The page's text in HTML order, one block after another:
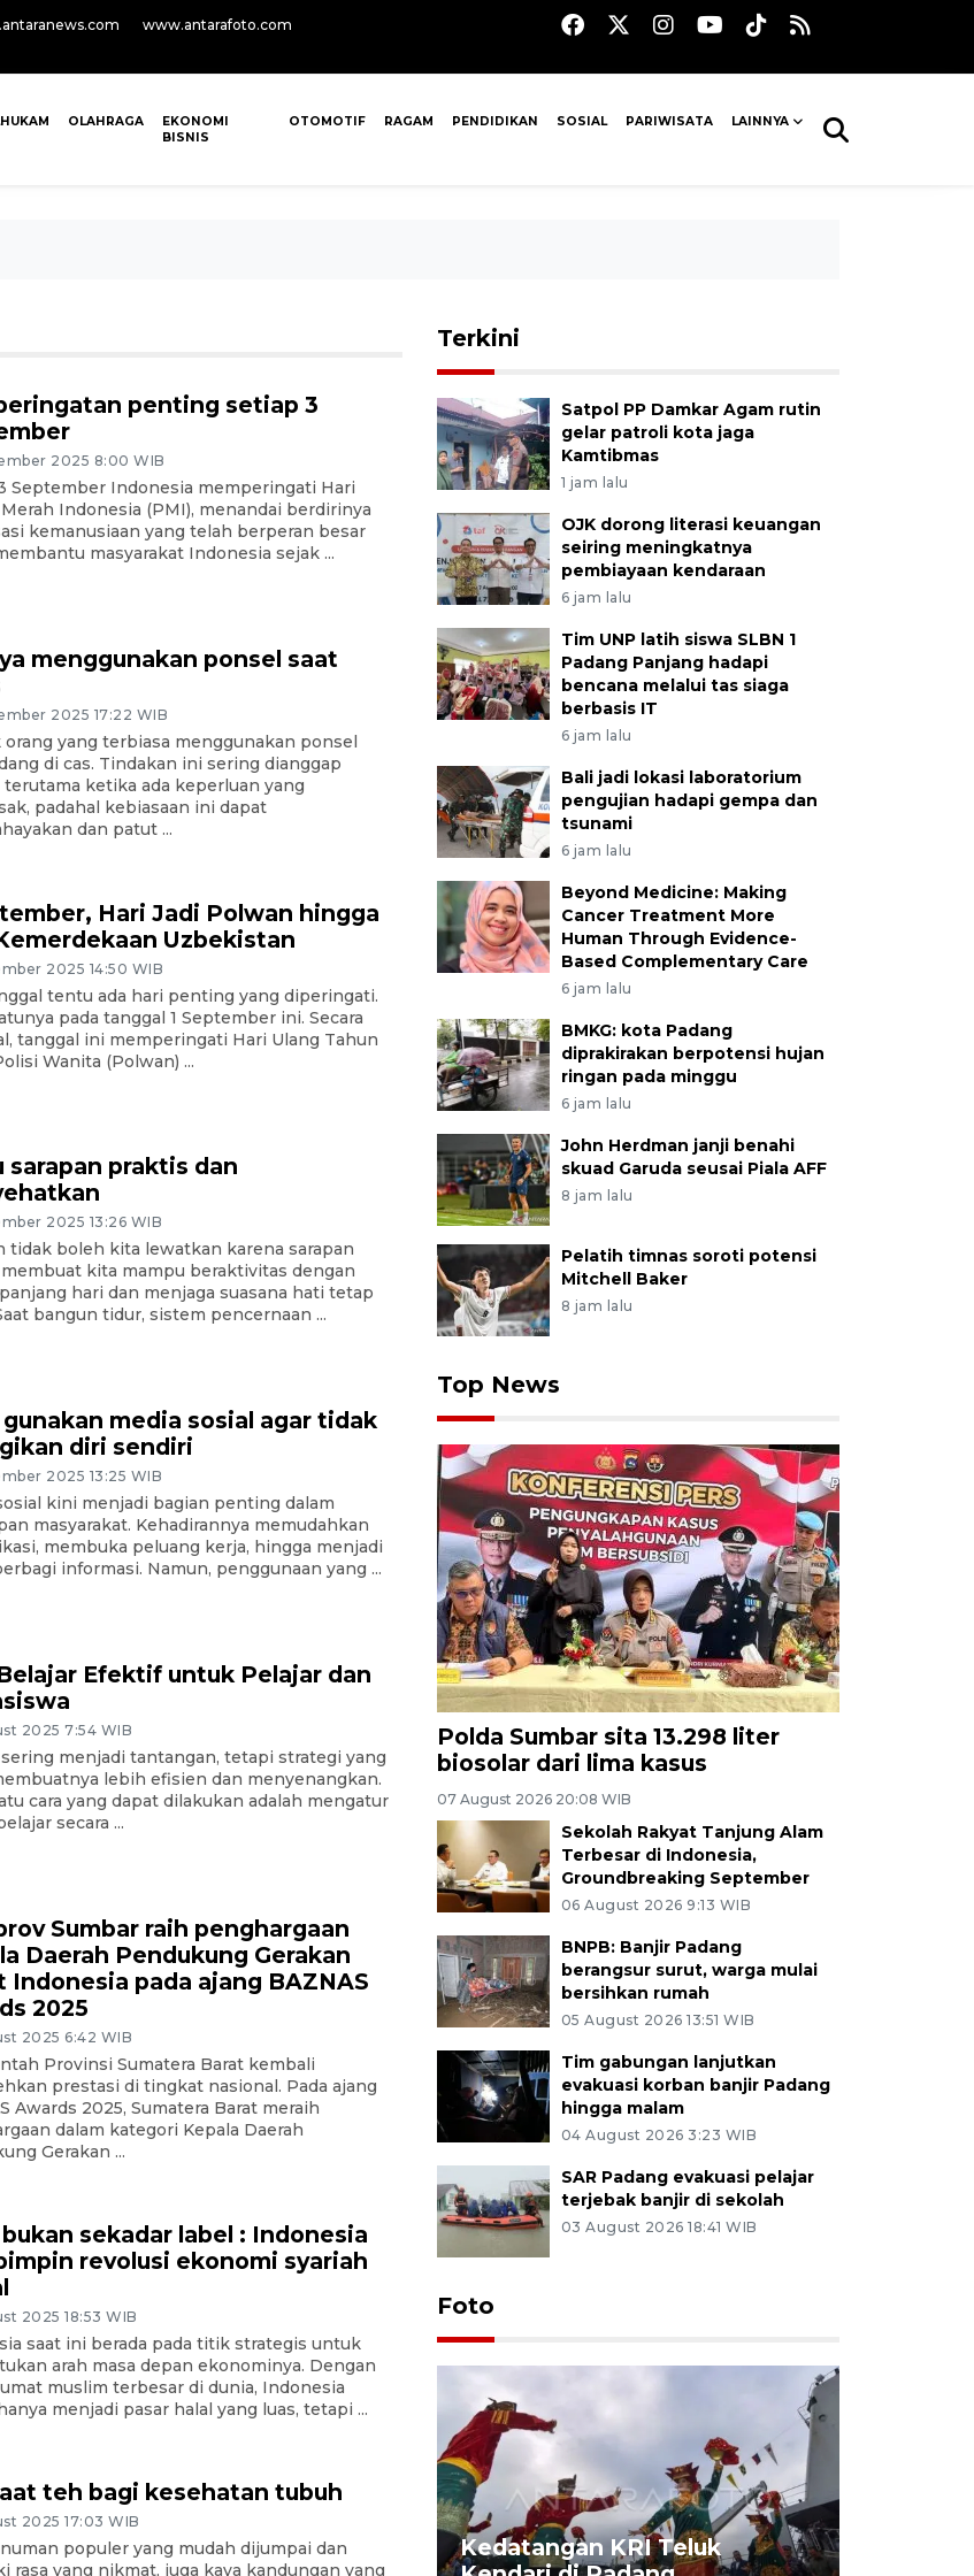
www.antarafoto.com
OLAHRAGA
EKONOMI
BISNIS
OTOMOTIF RAGAM PENDIDIKAN SOSIAL PARIWISATA LAINNYA
penting setiap 3
2025 8:00 WIB
September Indonesia memperingati Hari
Indonesia (PMI), menandai berdirinya
kemanusiaan yang telah berperan besar
masyarakat Indonesia sejak ...
menggunakan ponsel saat
2025 17:22 WIB
orang yang terbiasa menggunakan ponsel
di cas. Tindakan ini sering dianggap
terutama ketika ada keperluan yang
padahal kebiasaan ini dapat
dan patut ...
Hari Jadi Polwan hingga
Uzbekistan
2025 14:50 WIB
tentu ada hari penting yang diperingati.
pada tanggal 1 September ini. Secara
tanggal ini memperingati Hari Ulang Tahun
Wanita (Polwan) ...
sarapan praktis dan
2025 13:26 WIB
tidak boleh kita lewatkan karena sarapan
kita mampu beraktivitas dengan
hari dan menjaga suasana hati tetap
bangun tidur, sistem pencernaan ...
media sosial agar tidak
diri sendiri
2025 13:25 WIB
kini menjadi bagian penting dalam
masyarakat. Kehadirannya memudahkan
membuka peluang kerja, hingga menjadi
informasi. Namun, penggunaan yang ...
Efektif untuk Pelajar dan
2025 7:54 WIB
menjadi tantangan, tetapi strategi yang
lebih efisien dan menyenangkan.
cara yang dapat dilakukan adalah mengatur
secara ...
Sumbar raih penghargaan
Daerah Pendukung Gerakan
Indonesia pada ajang BAZNAS
2025
2025 6:42 WIB
Provinsi Sumatera Barat kembali
prestasi di tingkat nasional. Pada ajang
Awards 2025, Sumatera Barat meraih
dalam kategori Kepala Daerah
Gerakan ...
bukan sekadar label : Indonesia
revolusi ekonomi syariah
2025 18:53 WIB
saat ini berada pada titik strategis untuk
arah masa depan ekonominya. Dengan
muslim terbesar di dunia, Indonesia
menjadi pasar halal yang luas, tetapi ...
teh bagi kesehatan tubuh
2025 17:03 WIB
populer yang mudah dijumpai dan
rasa yang nikmat, juga kaya kandungan yang
Terkini
Satpol PP Damkar Agam rutin
gelar patroli kota jaga
Kamtibmas
1 jam lalu
OJK dorong literasi keuangan
seiring meningkatnya
pembiayaan kendaraan
6 jam lalu
Tim UNP latih siswa SLBN 1
Padang Panjang hadapi
bencana melalui tas siaga
berbasis IT
6 jam lalu
Bali jadi lokasi laboratorium
pengujian hadapi gempa dan
tsunami
6 jam lalu
Beyond Medicine: Making
Cancer Treatment More
Human Through Evidence-
Based Complementary Care
6 jam lalu
BMKG: kota Padang
diprakirakan berpotensi hujan
ringan pada minggu
6 jam lalu
John Herdman janji benahi
skuad Garuda seusai Piala AFF
8 jam lalu
Pelatih timnas soroti potensi
Mitchell Baker
8 jam lalu
Top News
Polda Sumbar sita 13.298 liter
biosolar dari lima kasus
07 August 2026 20:08 WIB
Sekolah Rakyat Tanjung Alam
Terbesar di Indonesia,
Groundbreaking September
06 August 2026 9:13 WIB
BNPB: Banjir Padang
berangsur surut, warga mulai
bersihkan rumah
05 August 2026 13:51 WIB
Tim gabungan lanjutkan
evakuasi korban banjir Padang
hingga malam
04 August 2026 3:23 WIB
SAR Padang evakuasi pelajar
terjebak banjir di sekolah
03 August 2026 18:41 WIB
Foto
Penggantian konstruksi jalan
Kedatangan KRI Teluk